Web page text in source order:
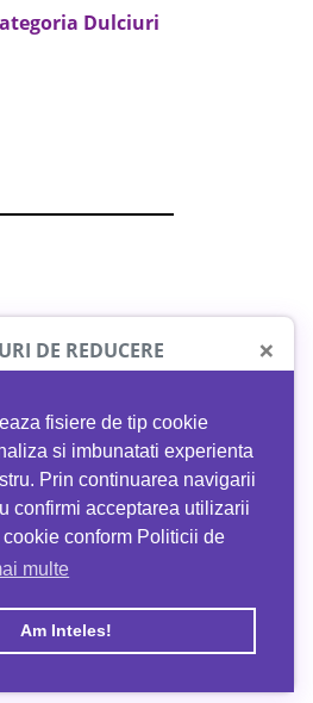
fisiere de tip cookie
si imbunatati experienta
Prin continuarea navigarii
confirmi acceptarea utilizarii
conform Politicii de
multe
Am Inteles!
Dulciuri
DE REDUCERE ×
MYPROTEIN
reducere la orice comandă
folosind codul EATTRACK